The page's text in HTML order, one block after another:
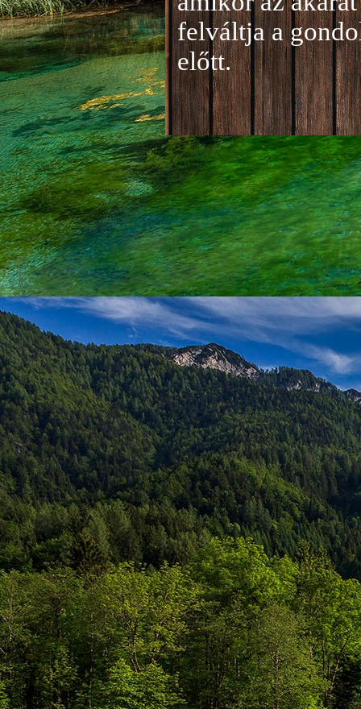
felváltja a
előtt.
Jelentkezés a
A
folyamatosan
benyújtása a je
történik mind
személyesen.
személyesen a
címen tudjátok
Kérelmeteket
amennyiben
ovi bejárata a
nyíló
Szeretettel
Elérhetőségek